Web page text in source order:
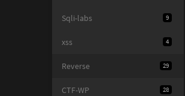
9
Sqli-labs
4
xss
29
Reverse
28
CTF-WP